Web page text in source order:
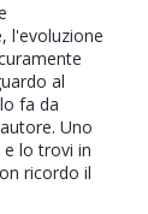
l'evoluzione
al
fa da
Uno
e lo trovi in
ricordo il